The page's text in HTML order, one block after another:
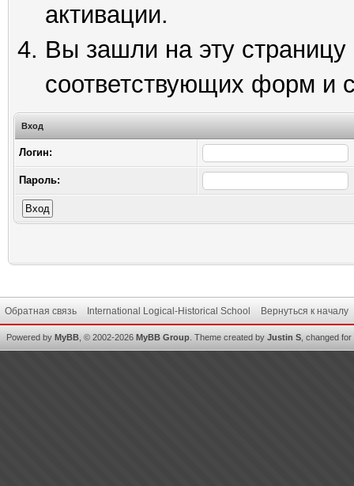
активации.
Вы зашли на эту
соответствующих форм и
Вход
Логин:
Пароль:
Обратная связь International Logical-Historical School Вернуться к началу
Powered by MyBB , © 2002-2026 MyBB Group Theme created by Justin S , changed